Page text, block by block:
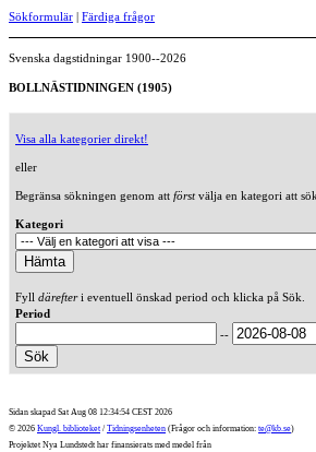
Sökformulär | Färdiga frågor
Svenska dagstidningar 1900--2026
BOLLNÄSTIDNINGEN (1905)
Visa alla kategorier direkt!
eller
Begränsa sökningen genom att förstvälja en kategori att
Kategori
Fyll därefteri eventuell önskad period och klicka på Sök.
Period
--
Sidan skapad Sat Aug 08 12:34:54 CEST 2026
© 2026 Kungl. biblioteket / Tidningsenheten (Frågor och information: te@kb.se)
Projektet Nya Lundstedt har finansierats med medel från